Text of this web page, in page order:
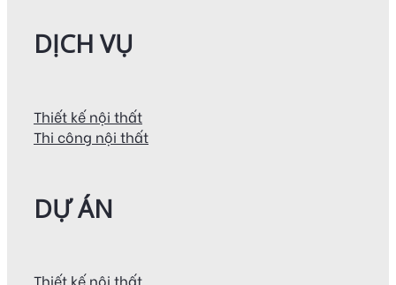
DỊCH VỤ
Thiết kế nội thất
Thi công nội thất
DỰ ÁN
Thiết kế nội thất